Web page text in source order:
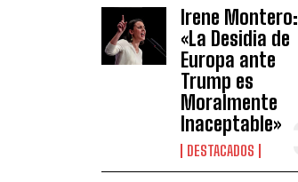
Irene Montero:
«La Desidia de
Europa ante
Trump es
Moralmente
Inaceptable»
DESTACADOS